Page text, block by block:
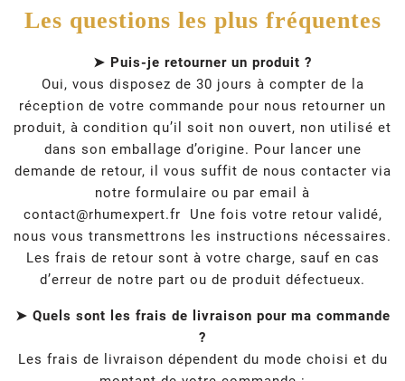
Les questions les plus fréquentes
➤ Puis-je retourner un produit ?
Oui, vous disposez de 30 jours à compter de la
réception de votre commande pour nous retourner un
produit, à condition qu’il soit non ouvert, non utilisé et
dans son emballage d’origine. Pour lancer une
demande de retour, il vous suffit de nous contacter via
notre formulaire ou par email à
contact@rhumexpert.fr Une fois votre retour validé,
nous vous transmettrons les instructions nécessaires.
Les frais de retour sont à votre charge, sauf en cas
d’erreur de notre part ou de produit défectueux.
➤ Quels sont les frais de livraison pour ma commande
?
Les frais de livraison dépendent du mode choisi et du